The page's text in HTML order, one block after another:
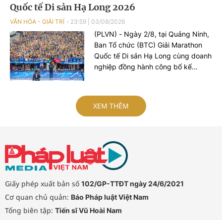
Quốc tế Di sản Hạ Long 2026
VĂN HÓA - GIẢI TRÍ 23:59 03/08/2026
(PLVN) - Ngày 2/8, tại Quảng Ninh,
Ban Tổ chức (BTC) Giải Marathon
Quốc tế Di sản Hạ Long cùng doanh
nghiệp đồng hành công bố kế
XEM THÊM
Giấy phép xuất bản số 102/GP-TTĐT ngày 24/6/2021
Cơ quan chủ quản: Báo Pháp luật Việt Nam
Tổng biên tập: Tiến sĩ Vũ Hoài Nam